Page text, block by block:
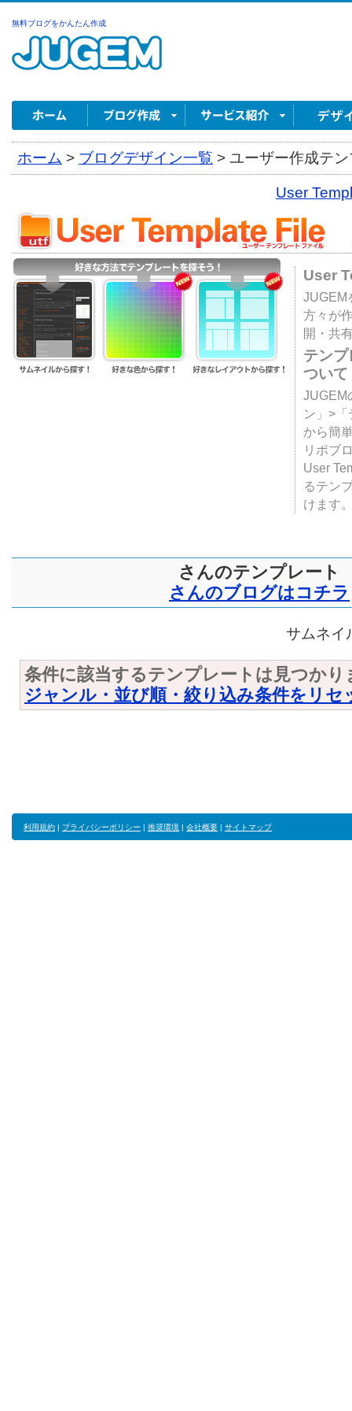
無料ブログをかんたん作成
ホーム > ブログデザイン一覧 > ユーザー作成テ
User
User
JUGEM
方々が
開・共
テン
ついて
JUGEM
ン」>
から簡
リポブ
User
るテン
けます
さんのテンプレート
さんのブログはコチラ
サムネイ
条件に該当するテンプレートは見つかり
ジャンル・並び順・絞り込み条件をリセ
利用規約 | プライバシーポリシー | 推奨環境 | 会社概要 | サイトマップ